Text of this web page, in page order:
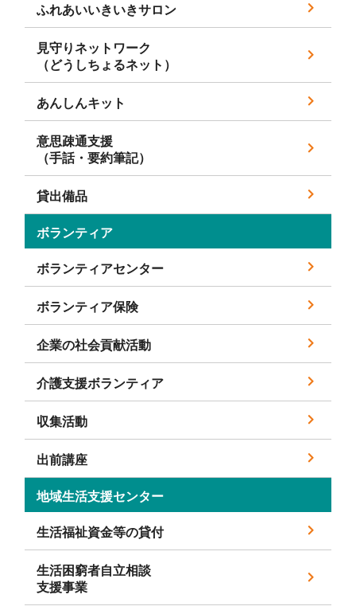
ふれあいいきいきサロン
見守りネットワーク
（どうしちょるネット）
あんしんキット
意思疎通支援
（手話・要約筆記）
貸出備品
ボランティア
ボランティアセンター
ボランティア保険
企業の社会貢献活動
介護支援ボランティア
収集活動
出前講座
地域生活支援センター
生活福祉資金等の貸付
生活困窮者自立相談
支援事業